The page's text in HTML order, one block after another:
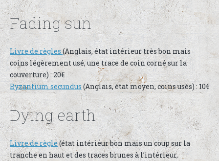
Fading sun
Livre de règles (Anglais, état intérieur très bon mais
coins légèrement usé, une trace de coin corné sur la
couverture) : 20€
Byzantium secundus (Anglais, état moyen, coins usés) : 10€
Dying earth
Livre de règle(état intérieur bon mais un coup sur la
tranche en haut et des traces brunes à l’intérieur,